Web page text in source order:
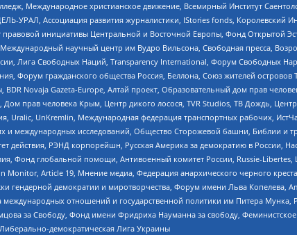
Международное христианское движение, Всемирный Институт
УРАЛ, Ассоциация развития журналистики, IStories fonds,
инициативы Центральной и Восточной Европы, Фонд Открытой
научный центр им Вудро Вильсона, Свободная пресса,
Лига Свободных Наций, Transparеncy International, Форум Свободных
Форум гражданского общества Россия, Беллона, Союз жителей
Novaja Gazeta-Europe, Алтай проект, Образовательный дом прав
прав человека Крым, Центр дикого лосося, TVR Studios, ТВ Дождь,
Uralic, UnKremlin, Международная федерация транспортных рабочих,
и международных исследований, Общество Сторожевой башни, Библии и
действия, РЭНД корпорейшн, Русская Америка за демократию в России,
Фонд глобальной помощи, Антивоенный комитет России, Russie-
Monitor, Article 19, Мнение медиа, Федерация анархического черного
гендерной демократии и миротворчества, Форум имени Льва Копелева,
отношений и государственной политики им Питера Мунка,
за Свободу, Фонд имени Фридриха Науманна за свободу,
демократическая Лига Украины